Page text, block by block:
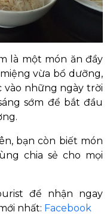
là một món ăn đầy
vừa bổ dưỡng,
những ngày trời
sớm để bắt đầu
bạn còn biết món
chia sẻ cho mọi
để nhận ngay
nhất: Facebook